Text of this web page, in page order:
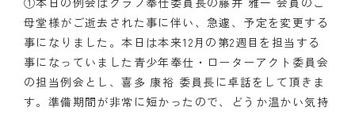
木曜会
組織図
クラブのあゆみ
母堂様がご逝去された事に伴い、急遽、予定を変更する
事になりました。本日は本来12月の第2週目を担当する
事になっていました青少年奉仕・ローターアクト委員会
の担当例会とし、喜多 康裕 委員長に卓話をして頂きま
す。準備期間が非常に短かったので、どうか温かい気持